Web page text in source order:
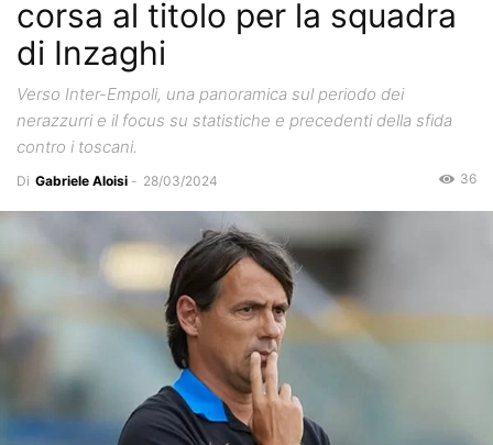
corsa al titolo per la squadra
di Inzaghi
Verso Inter-Empoli, una panoramica sul periodo dei
nerazzurri e il focus su statistiche e precedenti della sfida
contro i toscani.
Di Gabriele Aloisi - 28/03/2024 36